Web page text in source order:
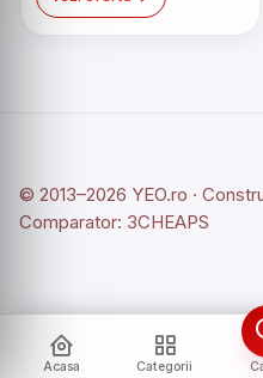
Acasa Categorii
© 2013–2026 YEO.ro ·
Comparator: 3CHEAPS